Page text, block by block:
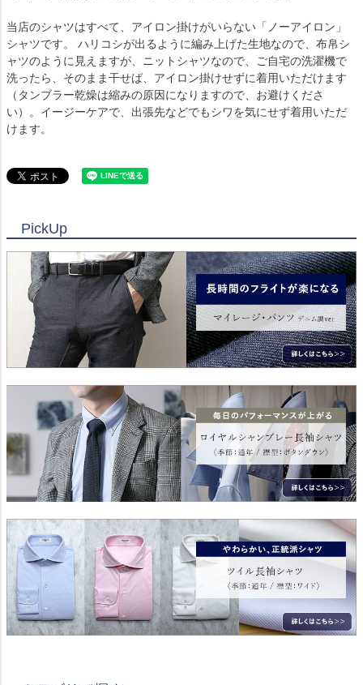
当店のシャツはすべて、アイロン掛けがいらない「ノーアイロン」
シャツです。 ハリコシが出るように編み上げた生地なので、布帛シ
ャツのように見えますが、ニットシャツなので、ご自宅の洗濯機で
洗ったら、そのまま干せば、アイロン掛けせずに着用いただけます
（タンブラー乾燥は縮みの原因になりますので、お避けくださ
い）。イージーケアで、出張先などでもシワを気にせず着用いただ
けます。
PickUp